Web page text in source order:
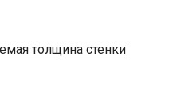
толщина стенки